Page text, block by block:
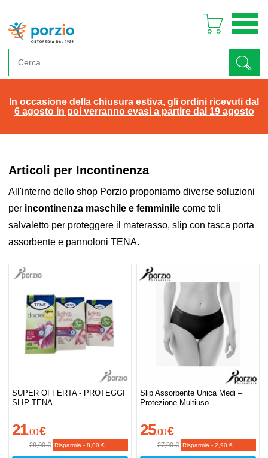
In occasione della chiusura estiva, gli ordini ricevuti dal
6 agosto in poi verranno evasi a partire dal 19 agosto
Articoli per Incontinenza
All'interno dello shop Porzio proponiamo diverse soluzioni
per incontinenza maschile e femminile come teli
salvaletto per proteggere il materasso, slip con tasca porta
assorbente e pannoloni TENA.
SUPER OFFERTA - PROTEGGI
SLIP TENA
21,00€
29,00 € Risparmia -8,00 €
Slip Assorbente Unica Medi –
Protezione Multiuso
25,00€
27,90 € Risparmia -2,90 €